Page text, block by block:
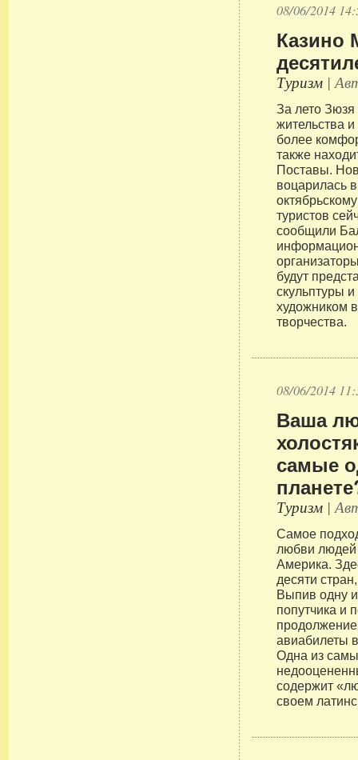
08/06/2014
Казино
Туризм |
За лето
жительства
более
также
Поставы.
воцарилась
туристов
сообщили
будут
скульптуры
художником
творчества.
08/06/2014
Ваша
самые
Туризм |
Самое
любви
Америка.
десяти
Выпив одну
попутчика и
авиабилеты
Одна из
содержит
своем